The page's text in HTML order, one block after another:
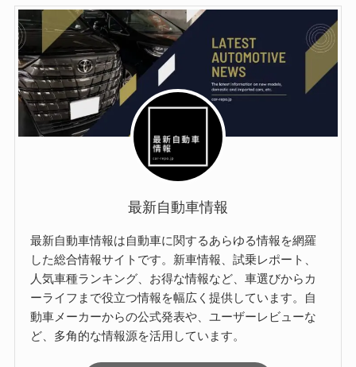
最新自動車情報
最新自動車情報は自動車に関するあらゆる情報を網羅
した総合情報サイトです。新車情報、試乗レポート、
人気車種ランキング、お得な情報など、車選びからカ
ーライフまで役立つ情報を幅広く提供しています。自
動車メーカーからの公式発表や、ユーザーレビューな
ど、多角的な情報源を活用しています。